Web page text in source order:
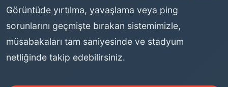
Görüntüde yırtılma, yavaşlama veya ping
sorunlarını geçmişte bırakan sistemimizle,
müsabakaları tam saniyesinde ve stadyum
netliğinde takip edebilirsiniz.